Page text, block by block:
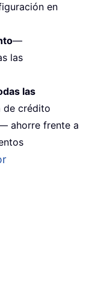
en
—
las
las
crédito
ahorre frente a